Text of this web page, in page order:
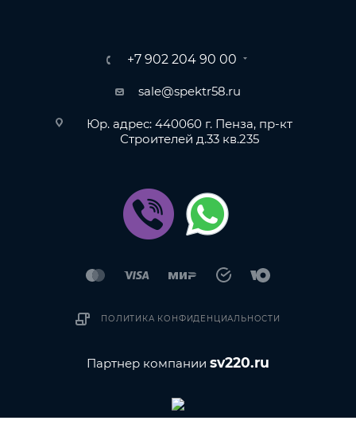
+7 902 204 90 00
sale@spektr58.ru
Юр. адрес: 440060 г. Пенза, пр-кт
Строителей д.33 кв.235
ПОЛИТИКА КОНФИДЕНЦИАЛЬНОСТИ
Партнер компании sv220.ru